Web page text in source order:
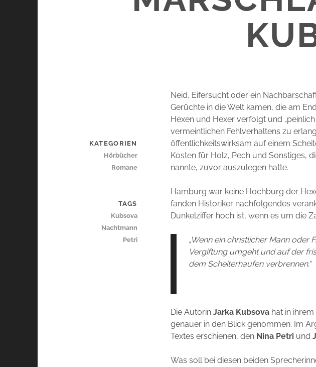
Neid, Eifersucht oder ein
Gerüchte in die Welt kamen, die am
Hexen und Hexer verfolgt und
vermeintlichen Fehlverhaltens zu
öffentlichkeitswirksam auf einem
Kosten für Holz, Pech und Sonstiges,
nannte, zuvor auszulegen hatte.
Hamburg war keine Hochburg der
fanden Historiker nachfolgendes
Dunkelziffer hoch ist, wenn es um die
„Wenn ein christlicher Mann
Vergiftung umgeht und auf der
dem Scheiterhaufen verbrennen.“
Die AutorinJarka Kubsova hat in
genauer in den Blick genommen. Im
Textes erschienen, den Nina Petri und
Was soll bei diesen beiden
KATEGORIEN
Hörbücher
Romane
TAGS
Kubsova
Nachtmann
Petri